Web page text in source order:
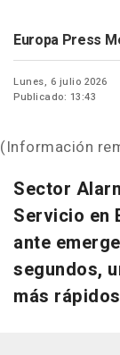
Europa Press
Lunes, 6 julio 2026
Publicado: 13:43
(Información
Sector
Servicio en
ante
segundos,
más